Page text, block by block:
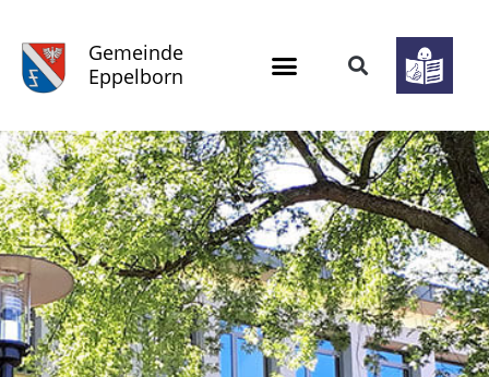
Gemeinde
Eppelborn